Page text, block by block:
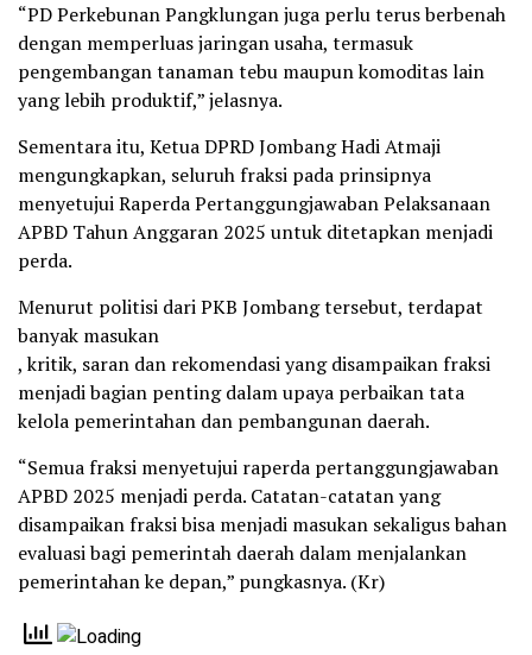
“PD Perkebunan Pangklungan juga perlu terus berbenah
dengan memperluas jaringan usaha, termasuk
pengembangan tanaman tebu maupun komoditas lain
yang lebih produktif,” jelasnya.
Sementara itu, Ketua DPRD Jombang Hadi Atmaji
mengungkapkan, seluruh fraksi pada prinsipnya
menyetujui Raperda Pertanggungjawaban Pelaksanaan
APBD Tahun Anggaran 2025 untuk ditetapkan menjadi
perda.
Menurut politisi dari PKB Jombang tersebut, terdapat
banyak masukan
, kritik, saran dan rekomendasi yang disampaikan fraksi
menjadi bagian penting dalam upaya perbaikan tata
kelola pemerintahan dan pembangunan daerah.
“Semua fraksi menyetujui raperda pertanggungjawaban
APBD 2025 menjadi perda. Catatan-catatan yang
disampaikan fraksi bisa menjadi masukan sekaligus bahan
evaluasi bagi pemerintah daerah dalam menjalankan
pemerintahan ke depan,” pungkasnya. (Kr)